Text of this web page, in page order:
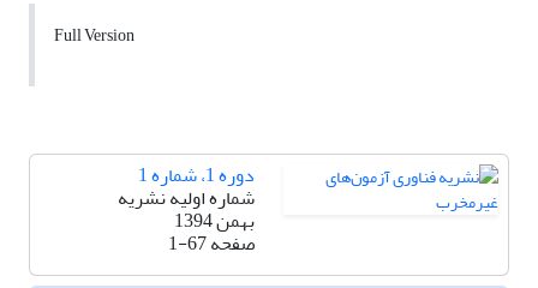
Full Version
دوره 1، شماره 1
شماره اولیه نشریه
بهمن 1394
صفحه1-67